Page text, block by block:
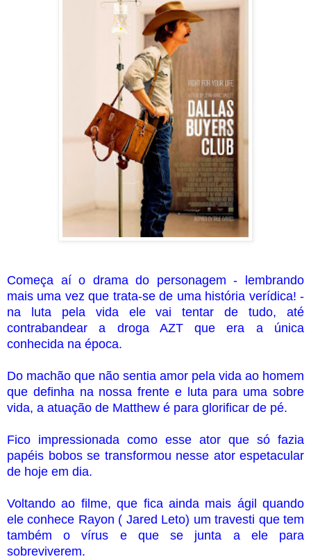
Começa aí o drama do personagem - lembrando
mais uma vez que trata-se de uma história verídica! -
na luta pela vida ele vai tentar de tudo, até
contrabandear a droga AZT que era a única
conhecida na época.
Do machão que não sentia amor pela vida ao homem
que definha na nossa frente e luta para uma sobre
vida, a atuação de Matthew é para glorificar de pé.
Fico impressionada como esse ator que só fazia
papéis bobos se transformou nesse ator espetacular
de hoje em dia.
Voltando ao filme, que fica ainda mais ágil quando
ele conhece Rayon ( Jared Leto) um travesti que tem
também o vírus e que se junta a ele para
sobreviverem.